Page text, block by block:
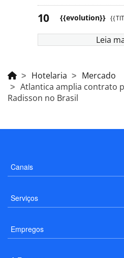
{{evolution}}
Leia
Hotelaria
Mercado
Atlantica amplia contrato
Radisson no Brasil
Canais
Serviços
Empregos